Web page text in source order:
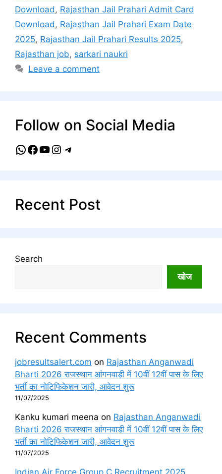
Download , Rajasthan Jail Prahari Admit Card
Download , Rajasthan Jail Prahari Exam Date
2025, Rajasthan Jail Prahari Results 2025,
Rajasthan job, sarkari naukri
Leave a comment
Follow on Social Media
WhatsApp
Facebook
YouTube
Instagram
Telegram
Recent Post
Search
खोज
Recent Comments
jobresultsalert.com on Rajasthan Anganwadi
Bharti 2026 राजस्थान आंगनवाड़ी में 10वीं 12वीं पास के लिए
भर्ती का नोटिफिकेशन जारी, आवेदन शुरू
11/07/2025
Kanku kumari meena on Rajasthan Anganwadi
Bharti 2026 राजस्थान आंगनवाड़ी में 10वीं 12वीं पास के लिए
भर्ती का नोटिफिकेशन जारी, आवेदन शुरू
11/07/2025
Indian Air Force Group C Recruitment 2025